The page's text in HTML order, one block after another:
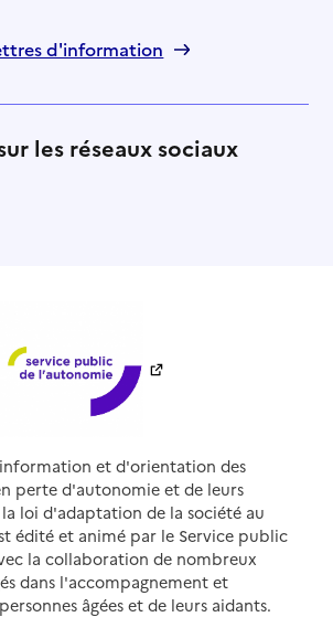
d'information
les réseaux sociaux
et d'orientation des
perte d'autonomie et de leurs
loi d'adaptation de la société au
édité et animé par le Service public
la collaboration de nombreux
dans l'accompagnement et
âgées et de leurs aidants.